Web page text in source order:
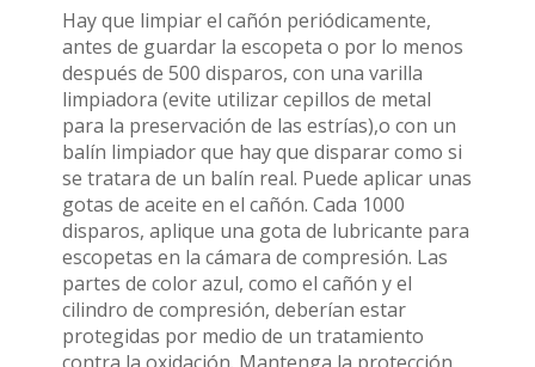
Hay que limpiar el cañón periódicamente,
antes de guardar la escopeta o por lo menos
después de 500 disparos, con una varilla
limpiadora (evite utilizar cepillos de metal
para la preservación de las estrías),o con un
balín limpiador que hay que disparar como si
se tratara de un balín real. Puede aplicar unas
gotas de aceite en el cañón. Cada 1000
disparos, aplique una gota de lubricante para
escopetas en la cámara de compresión. Las
partes de color azul, como el cañón y el
cilindro de compresión, deberían estar
protegidas por medio de un tratamiento